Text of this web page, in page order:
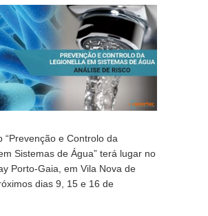
“Prevenção e Controlo da
Sistemas de Água” terá lugar no
Porto-Gaia, em Vila Nova de
dias 9, 15 e 16 de